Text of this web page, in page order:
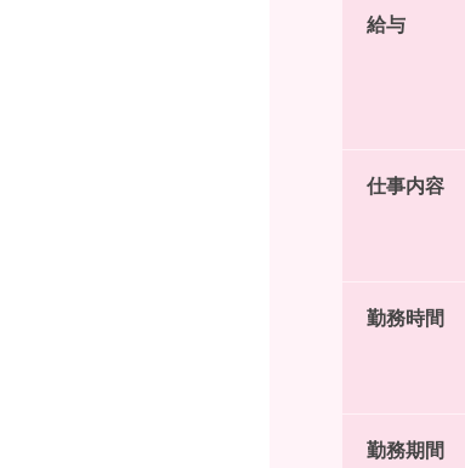
給与
仕事内容
勤務時間
勤務期間